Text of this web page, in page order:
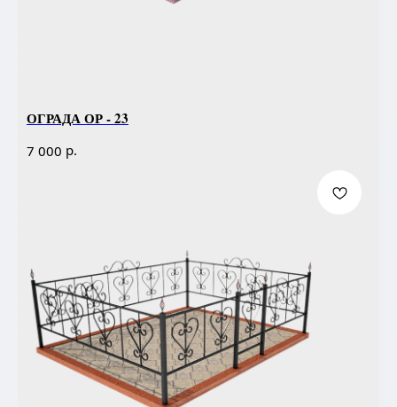
ОГРАДА ОР - 23
7 000 р.